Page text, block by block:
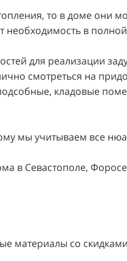
то в доме они
необходимость в
для реализации
смотреться на
кладовые
мы учитываем все
в Севастополе,
материалы со